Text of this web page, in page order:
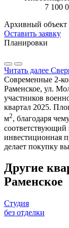
7 100
Архивный объект
Оставить заявку
Планировки
Читать далее
Современные 2-
Раменское, ул.
участников
квартал 2025.
м2, благодаря
инвестиционная
делает покупку
Другие
Раменское
Студия
без отделки